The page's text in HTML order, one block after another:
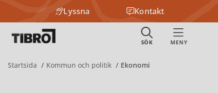
Lyssna Kontakt
Startsida Kommun och politik Ekonomi